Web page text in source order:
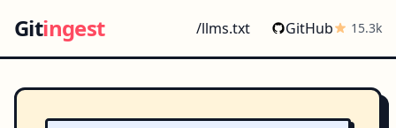
Gitingest /llms.txt GitHub 15.3k